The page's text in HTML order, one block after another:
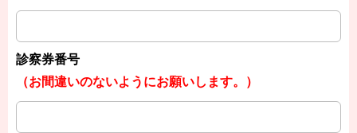
診察券番号
（お間違いのないようにお願いします。）